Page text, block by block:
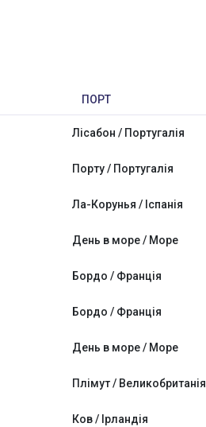
ПОРТ
Лісабон / Португалія
Порту / Португалія
Ла-Корунья / Іспанія
День в море / Море
Бордо / Франція
Бордо / Франція
День в море / Море
Плімут / Великобританія
Ков / Ірландія